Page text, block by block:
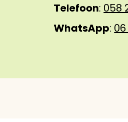
Telefoon: 058
WhatsApp: